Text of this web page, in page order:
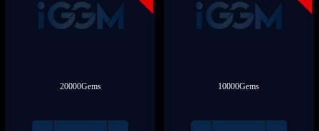
20000Gems 10000Gems